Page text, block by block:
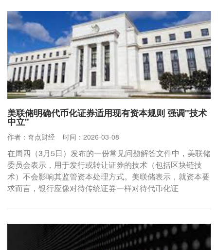
美联储明确代币化证券适用现有资本规则 强调"技术
中立"
作者：奇点财经 时间：2026-03-08
在周四（3月5日）发布的一份常见问题解答文件中，美联储
委员会表示，用于发行或转让证券的技术（包括区块链技
术）不会影响其监管资本处理方式。美联储表示，就资本要
求而言，银行应像对待传统证券一样对待代币化证